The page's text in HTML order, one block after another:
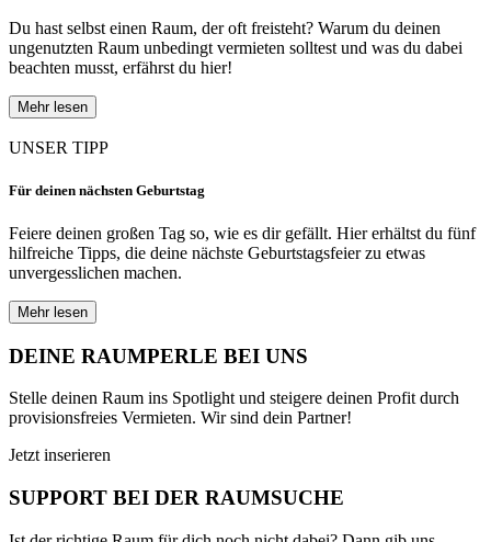
Du hast selbst einen Raum, der oft freisteht? Warum du deinen
ungenutzten Raum unbedingt vermieten solltest und was du dabei
beachten musst, erfährst du hier!
Mehr lesen
UNSER TIPP
Für deinen nächsten Geburtstag
Feiere deinen großen Tag so, wie es dir gefällt. Hier erhältst du fünf
hilfreiche Tipps, die deine nächste Geburtstagsfeier zu etwas
unvergesslichen machen.
Mehr lesen
DEINE RAUMPERLE BEI UNS
Stelle deinen Raum ins Spotlight und steigere deinen Profit durch
provisionsfreies Vermieten. Wir sind dein Partner!
Jetzt inserieren
SUPPORT BEI DER RAUMSUCHE